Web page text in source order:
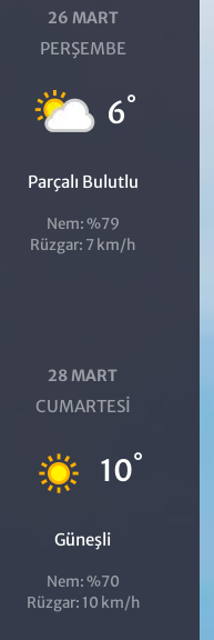
26 MART
PERŞEMBE
6°
Parçalı Bulutlu
Nem: %79
Rüzgar: 7 km/h
28 MART
CUMARTESI
10°
Güneşli
Nem: %70
Rüzgar: 10 km/h